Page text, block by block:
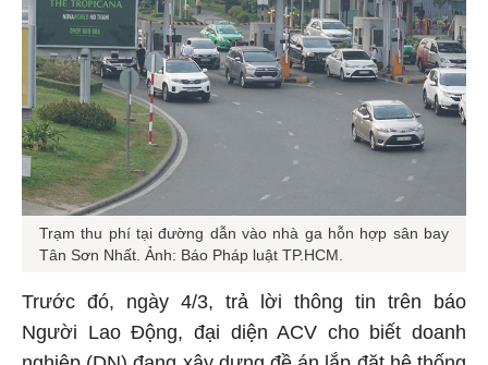
Trạm thu phí tại đường dẫn vào nhà ga hỗn hợp sân bay
Tân Sơn Nhất. Ảnh: Báo Pháp luật TP.HCM.
Trước đó, ngày 4/3, trả lời thông tin trên báo
Người Lao Động, đại diện ACV cho biết doanh